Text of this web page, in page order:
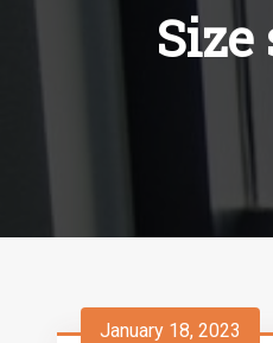
January 18, 2023